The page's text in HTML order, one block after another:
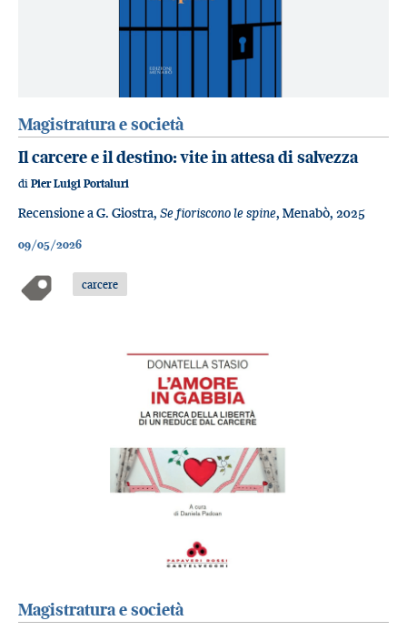
Magistratura e società
Il carcere e il destino: vite in attesa di salvezza
di Pier Luigi Portaluri
Recensione a G. Giostra, Se fioriscono le spine, Menabò, 2025
09/05/2026
carcere
Magistratura e società